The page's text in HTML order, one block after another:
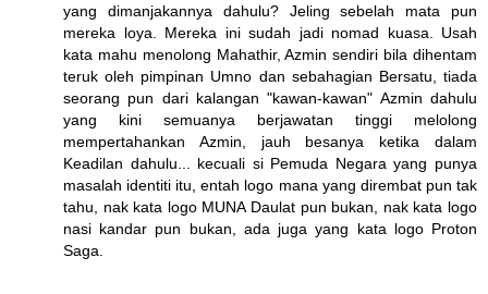
yang dimanjakannya dahulu? Jeling sebelah mata pun
mereka loya. Mereka ini sudah jadi nomad kuasa. Usah
kata mahu menolong Mahathir, Azmin sendiri bila dihentam
teruk oleh pimpinan Umno dan sebahagian Bersatu, tiada
seorang pun dari kalangan "kawan-kawan" Azmin dahulu
yang kini semuanya berjawatan tinggi melolong
mempertahankan Azmin, jauh besanya ketika dalam
Keadilan dahulu... kecuali si Pemuda Negara yang punya
masalah identiti itu, entah logo mana yang dirembat pun tak
tahu, nak kata logo MUNA Daulat pun bukan, nak kata logo
nasi kandar pun bukan, ada juga yang kata logo Proton
Saga.